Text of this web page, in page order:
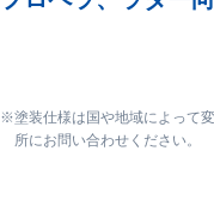
塗装仕様は国や地域によって
所にお問い合わせください。